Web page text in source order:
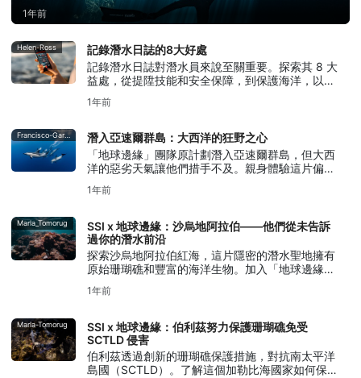
1年前
Helen-Ross
記錄潛水日誌的8大好處
記錄潛水日誌對潛水員來說至關重要。探索其 8 大
益處，從提陞技能和安全保障，到保護海洋，以及
1年前
Francisco-Garcia
潛入亞速爾群島：大西洋的狂野之心
「地球邊緣」團隊原計劃潛入亞速爾群島，但大西
洋的惡劣天氣讓他們措手不及。親身體驗這片偏遠
1年前
Marla_Tomorug
SSI x 地球邊緣：沙烏地阿拉伯——他們從未告訴
過你的潛水前沿
探索沙烏地阿拉伯紅海，這片隱密的潛水聖地擁有
原始珊瑚礁和豐富的海洋生物。加入「地球邊緣」
1年前
Marla-Tomorug
SSI x 地球邊緣：伯利茲努力保護珊瑚礁免受
SCTLD 侵害
伯利茲透過創新的珊瑚礁保護措施，對抗南太平洋
島國（SCTLD）。了解這個加勒比海國家如何保護